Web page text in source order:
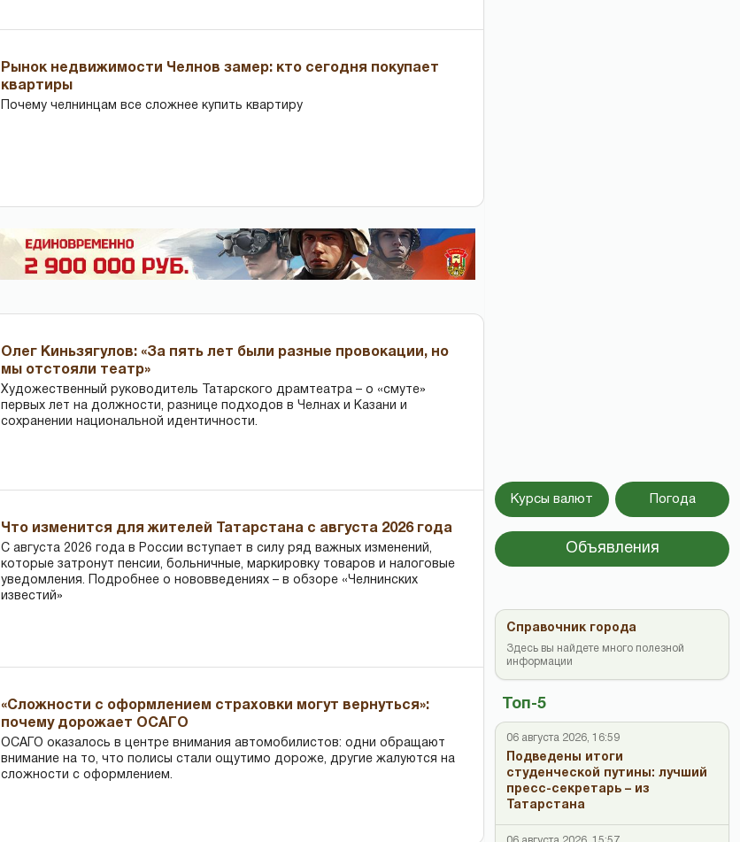
Рынок недвижимости Челнов замер: кто сегодня покупает
квартиры
Почему челнинцам все сложнее купить квартиру
Олег Киньзягулов: «За пять лет были разные провокации, но
мы отстояли театр»
Художественный руководитель Татарского драмтеатра – о «смуте»
первых лет на должности, разнице подходов в Челнах и Казани и
сохранении национальной идентичности.
Что изменится для жителей Татарстана с августа 2026 года
С августа 2026 года в России вступает в силу ряд важных изменений,
которые затронут пенсии, больничные, маркировку товаров и налоговые
уведомления. Подробнее о нововведениях – в обзоре «Челнинских
известий»
«Сложности с оформлением страховки могут вернуться»:
почему дорожает ОСАГО
ОСАГО оказалось в центре внимания автомобилистов: одни обращают
внимание на то, что полисы стали ощутимо дороже, другие жалуются на
сложности с оформлением.
Курсы валют Погода
Объявления
Топ-5
06 августа 2026, 16:59
Подведены итоги
студенческой путины: лучший
пресс-секретарь – из
Татарстана
Справочник города
Здесь вы найдете много полезной
информации